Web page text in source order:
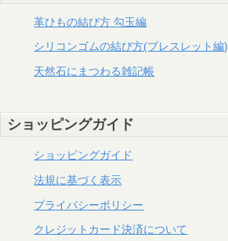
革ひもの結び方 勾玉編
シリコンゴムの結び方(ブレスレット編)
天然石にまつわる雑記帳
ショッピングガイド
ショッピングガイド
法規に基づく表示
プライバシーポリシー
クレジットカード決済について